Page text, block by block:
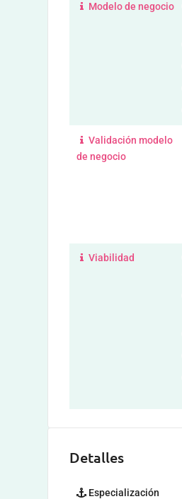
Modelo de negocio
Validación modelo
de negocio
Viabilidad
Detalles
Especialización